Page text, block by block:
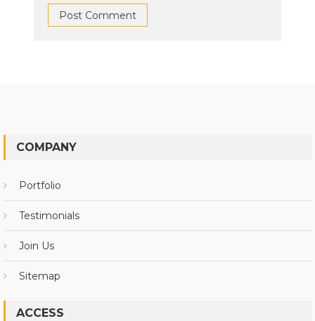
COMPANY
Portfolio
Testimonials
Join Us
Sitemap
ACCESS